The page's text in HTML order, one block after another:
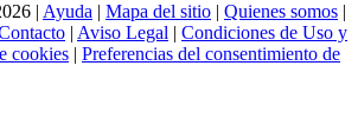
| Ayuda | Mapa del sitio | Quienes somos |
| Aviso Legal | Condiciones de Uso y
cookies | Preferencias del consentimiento de